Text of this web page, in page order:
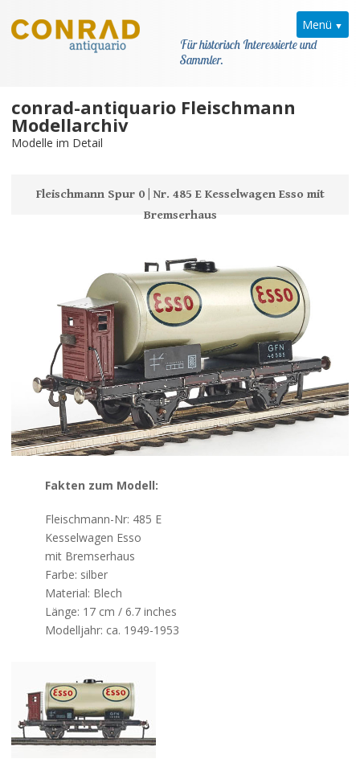
Für historisch Interessierte und
Sammler.
Home
News
Modellarchiv
Kataloge
Kontakt
Menü
conrad-antiquario Fleischmann
Modellarchiv
Modelle im Detail
Fleischmann Spur 0 | Nr. 485 E Kesselwagen Esso mit
Bremserhaus
Fakten zum Modell:
Fleischmann-Nr: 485 E
Kesselwagen Esso
mit Bremserhaus
Farbe: silber
Material: Blech
Länge: 17 cm / 6.7 inches
Modelljahr: ca. 1949-1953